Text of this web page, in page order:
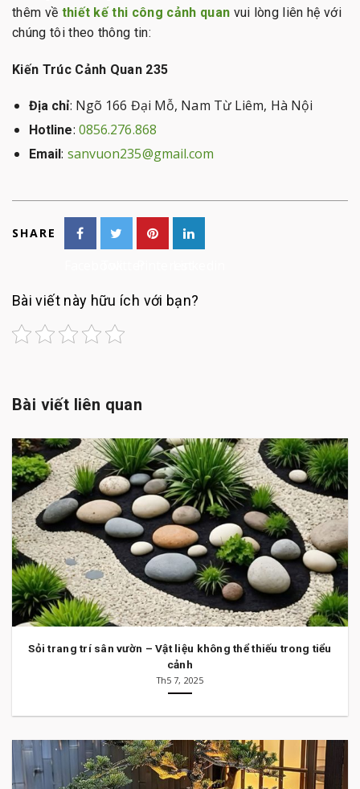
thêm về thiết kế thi công cảnh quan vui lòng liên hệ với
chúng tôi theo thông tin:
Kiến Trúc Cảnh Quan 235
Địa chỉ: Ngõ 166 Đại Mỗ, Nam Từ Liêm, Hà Nội
Hotline: 0856.276.868
Email: sanvuon235@gmail.com
SHARE
Bài viết này hữu ích với bạn?
Bài viết liên quan
Sỏi trang trí sân vườn – Vật liệu không thể thiếu trong tiểu
cảnh
Th5 7, 2025